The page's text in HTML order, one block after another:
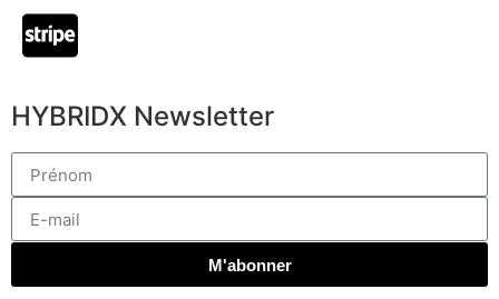
HYBRIDX Newsletter
M'abonner